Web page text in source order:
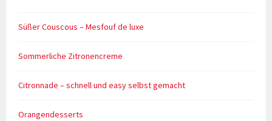
Süßer Couscous – Mesfouf de luxe
Sommerliche Zitronencreme
Citronnade – schnell und easy selbst gemacht
Orangendesserts